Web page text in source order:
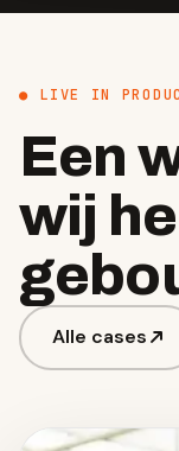
● LIVE IN
Een
wij
Alle cases